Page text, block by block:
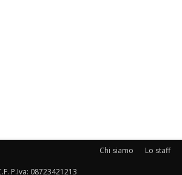
Chi siamo Lo staff
P.Iva: 08723421213